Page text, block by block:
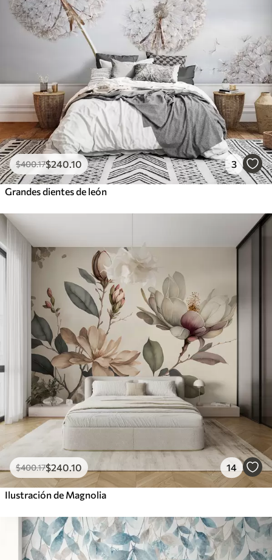
$400.17$240 .10 3
Grandes dientes de león
$400.17$240 .10 14
Ilustración de Magnolia